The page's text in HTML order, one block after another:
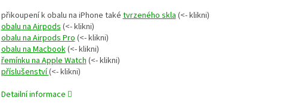
přikoupení k obalu na iPhone takétvrzeného skla(<- klikni)
obalu na Airpods(<- klikni)
obalu na Airpods Pro(<- klikni)
obalu na Macbook(<- klikni)
řemínku na Apple Watch(<- klikni)
příslušenství(<- klikni)
Detailní informace